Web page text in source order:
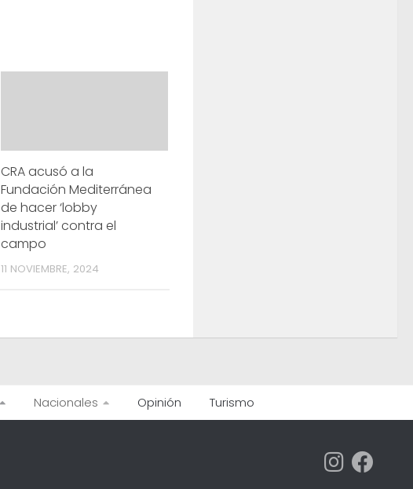
CRA acusó a la
Fundación Mediterránea
de hacer ‘lobby
industrial’ contra el
campo
11 NOVIEMBRE, 2024
Nacionales Opinión Turismo